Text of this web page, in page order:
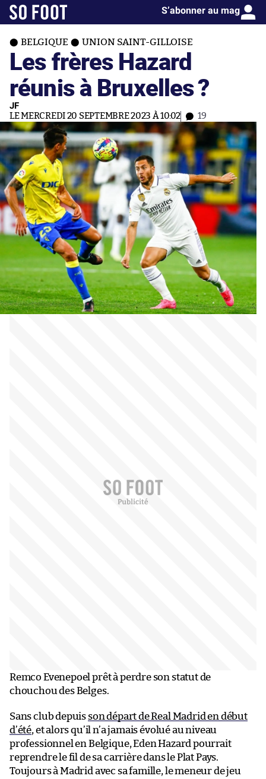
S’abonner au mag
BELGIQUE UNION SAINT-GILLOISE
Les frères Hazard
réunis à Bruxelles ?
JF
LE MERCREDI 20 SEPTEMBRE 2023 À 10:02 19
Remco Evenepoel prêt à perdre son statut de
chouchou des Belges.
Sans club depuis son départ de Real Madrid en début
d’été, et alors qu’il n’a jamais évolué au niveau
professionnel en Belgique, Eden Hazard pourrait
reprendre le fil de sa carrière dans le Plat Pays.
Toujours à Madrid avec sa famille, le meneur de jeu